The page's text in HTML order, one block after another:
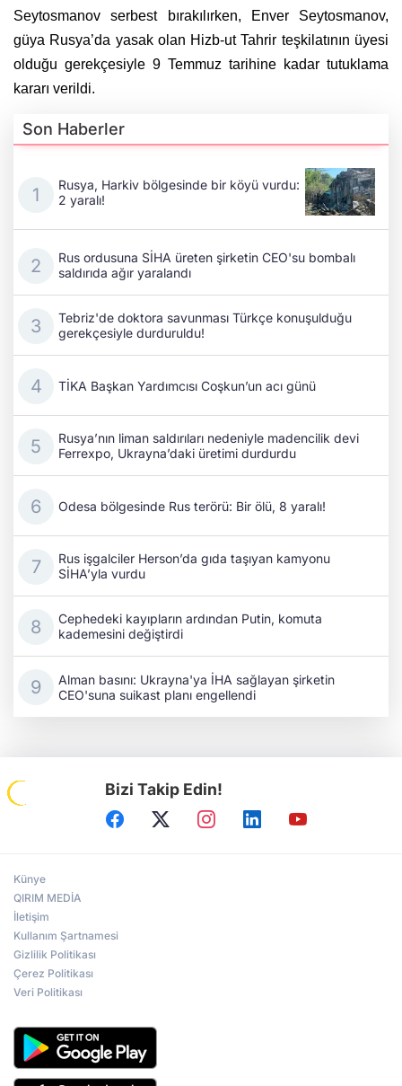
Seytosmanov serbest bırakılırken, Enver Seytosmanov,
güya Rusya’da yasak olan Hizb-ut Tahrir teşkilatının üyesi
olduğu gerekçesiyle 9 Temmuz tarihine kadar tutuklama
kararı verildi.
Son Haberler
Rusya, Harkiv bölgesinde bir köyü vurdu:
2 yaralı!
Rus ordusuna SİHA üreten şirketin CEO'su bombalı
saldırıda ağır yaralandı
Tebriz'de doktora savunması Türkçe konuşulduğu
gerekçesiyle durduruldu!
TİKA Başkan Yardımcısı Coşkun’un acı günü
Rusya’nın liman saldırıları nedeniyle madencilik devi
Ferrexpo, Ukrayna’daki üretimi durdurdu
Odesa bölgesinde Rus terörü: Bir ölü, 8 yaralı!
Rus işgalciler Herson’da gıda taşıyan kamyonu
SİHA’yla vurdu
Cephedeki kayıpların ardından Putin, komuta
kademesini değiştirdi
Alman basını: Ukrayna'ya İHA sağlayan şirketin
CEO'suna suikast planı engellendi
Bizi Takip Edin!
Künye
QIRIM MEDİA
İletişim
Kullanım Şartnamesi
Gizlilik Politikası
Çerez Politikası
Veri Politikası